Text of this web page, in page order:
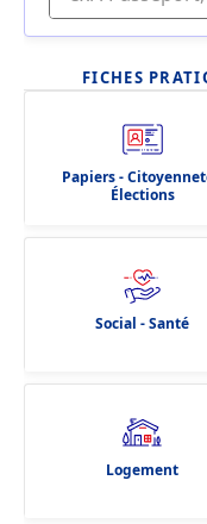
FICHES
Papiers -
Élections
Social - Santé
Logement